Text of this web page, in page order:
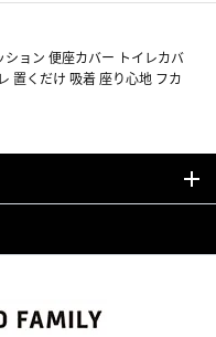
ョン 便座カバー トイレカバ
置くだけ 吸着 座り心地 フカ